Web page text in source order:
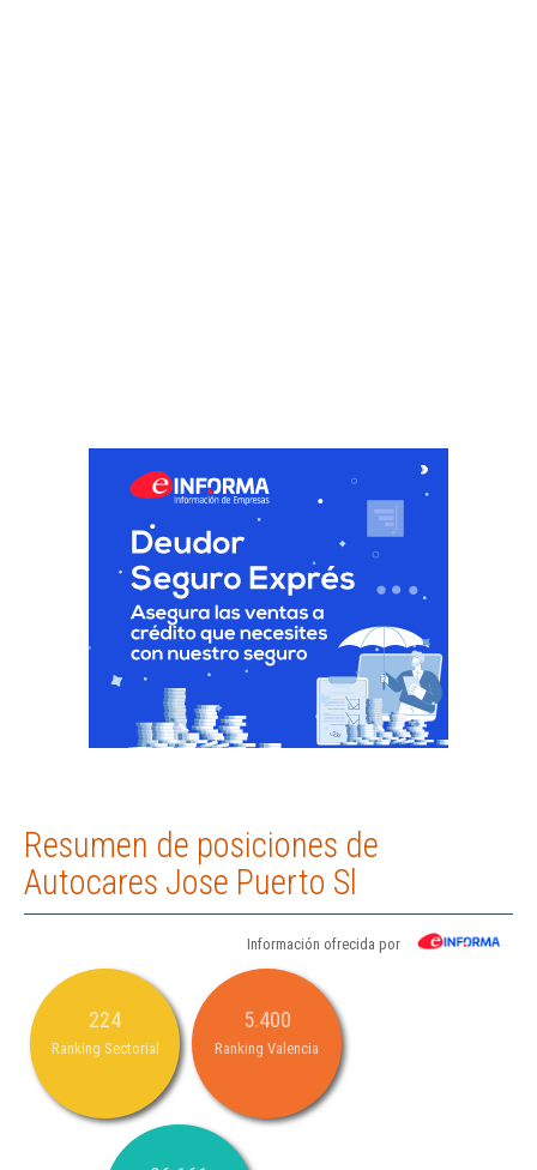
Resumen de posiciones de
Autocares Jose Puerto Sl
Información ofrecida por
224
Ranking Sectorial
5.400
Ranking Valencia